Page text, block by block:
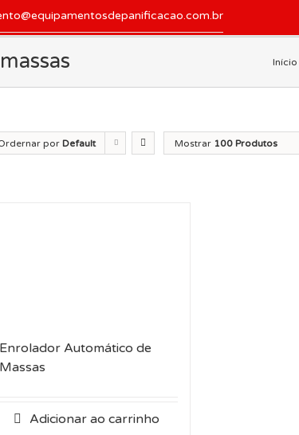
Início
por Default Mostrar 100 Produtos
Enrolador Automático de
Massas
Adicionar ao carrinho